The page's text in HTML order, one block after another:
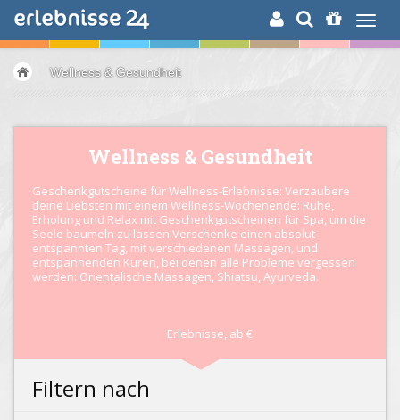
ERLEBNISSUCHE
Wellness & Gesundheit
Wellness & Gesundheit
Geschenkgutscheine für Wellness-Erlebnisse: Verzaubere
deine Liebsten mit einem Wellness-Wochenende: Ruhe,
Erholung und Relax mit Geschenkgutscheinen für Spa, um die
Seele baumeln zu lassen.Verschenke einen absolut
entspannten Tag, mit verschiedenen Massagen, und
entspannenden Kuren, bei denen alle Probleme vergessen
werden: Orientalische Massagen, Shiatsu, Ayurveda.
Erlebnisse, ab €
Filtern nach